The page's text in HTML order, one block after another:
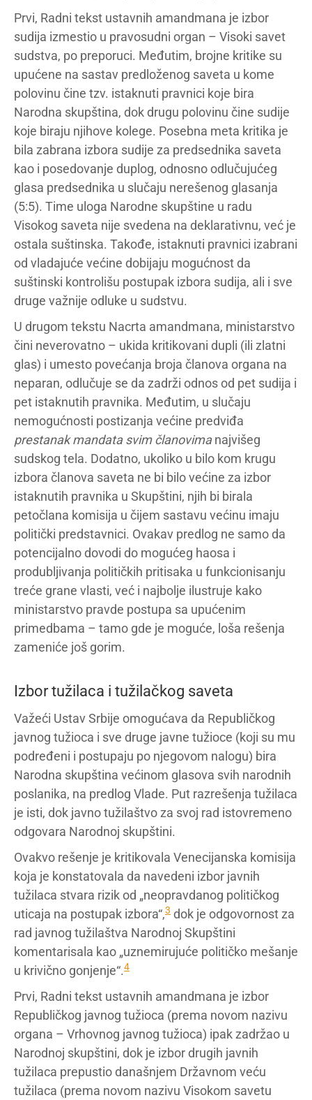
Prvi, Radni tekst ustavnih amandmana je izbor
sudija izmestio u pravosudni organ – Visoki savet
sudstva, po preporuci. Međutim, brojne kritike su
upućene na sastav predloženog saveta u kome
polovinu čine tzv. istaknuti pravnici koje bira
Narodna skupština, dok drugu polovinu čine sudije
koje biraju njihove kolege. Posebna meta kritika je
bila zabrana izbora sudije za predsednika saveta
kao i posedovanje duplog, odnosno odlučujućeg
glasa predsednika u slučaju nerešenog glasanja
(5:5). Time uloga Narodne skupštine u radu
Visokog saveta nije svedena na deklarativnu, već je
ostala suštinska. Takođe, istaknuti pravnici izabrani
od vladajuće većine dobijaju mogućnost da
suštinski kontrolišu postupak izbora sudija, ali i sve
druge važnije odluke u sudstvu.
U drugom tekstu Nacrta amandmana, ministarstvo
čini neverovatno – ukida kritikovani dupli (ili zlatni
glas) i umesto povećanja broja članova organa na
neparan, odlučuje se da zadrži odnos od pet sudija i
pet istaknutih pravnika. Međutim, u slučaju
nemogućnosti postizanja većine predviđa
prestanak mandata svim članovimanajvišeg
sudskog tela. Dodatno, ukoliko u bilo kom krugu
izbora članova saveta ne bi bilo većine za izbor
istaknutih pravnika u Skupštini, njih bi birala
petočlana komisija u čijem sastavu većinu imaju
politički predstavnici. Ovakav predlog ne samo da
potencijalno dovodi do mogućeg haosa i
produbljivanja političkih pritisaka u funkcionisanju
treće grane vlasti, već i najbolje ilustruje kako
ministarstvo pravde postupa sa upućenim
primedbama – tamo gde je moguće, loša rešenja
zameniće još gorim.
Izbor tužilaca i tužilačkog saveta
Važeći Ustav Srbije omogućava da Republičkog
javnog tužioca i sve druge javne tužioce (koji su mu
podređeni i postupaju po njegovom nalogu) bira
Narodna skupština većinom glasova svih narodnih
poslanika, na predlog Vlade. Put razrešenja tužilaca
je isti, dok javno tužilaštvo za svoj rad istovremeno
odgovara Narodnoj skupštini.
Ovakvo rešenje je kritikovala Venecijanska komisija
koja je konstatovala da navedeni izbor javnih
tužilaca stvara rizik od „neopravdanog političkog
uticaja na postupak izbora“,3 dok je odgovornost za
rad javnog tužilaštva Narodnoj Skupštini
komentarisala kao „uznemirujuće političko mešanje
u krivično gonjenje“.4
Prvi, Radni tekst ustavnih amandmana je izbor
Republičkog javnog tužioca (prema novom nazivu
organa – Vrhovnog javnog tužioca) ipak zadržao u
Narodnoj skupštini, dok je izbor drugih javnih
tužilaca prepustio današnjem Državnom veću
tužilaca (prema novom nazivu Visokom savetu